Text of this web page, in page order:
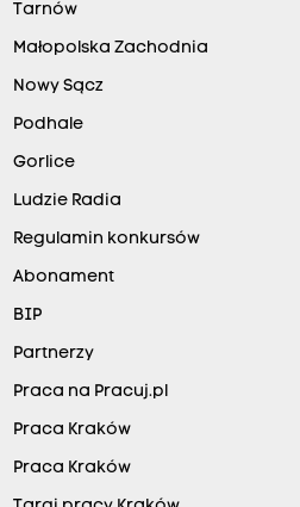
Tarnów
Małopolska Zachodnia
Nowy Sącz
Podhale
Gorlice
Ludzie Radia
Regulamin konkursów
Abonament
BIP
Partnerzy
Praca na Pracuj.pl
Praca Kraków
Praca Kraków